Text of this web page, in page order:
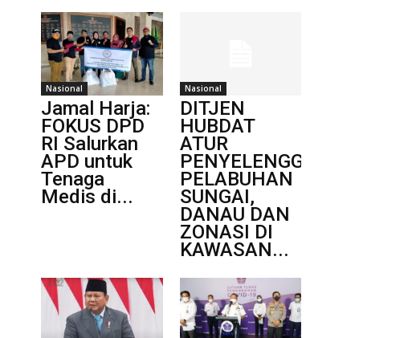
Nasional
Jamal Harja:
FOKUS DPD
RI Salurkan
APD untuk
Tenaga
Medis di...
Nasional
DITJEN
HUBDAT
ATUR
PENYELENGGARAAN
PELABUHAN
SUNGAI,
DANAU DAN
ZONASI DI
KAWASAN...